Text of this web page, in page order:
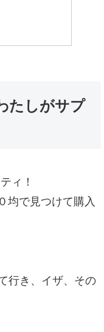
たしがサプ
ィ！
均で見つけて購入
行き、イザ、その